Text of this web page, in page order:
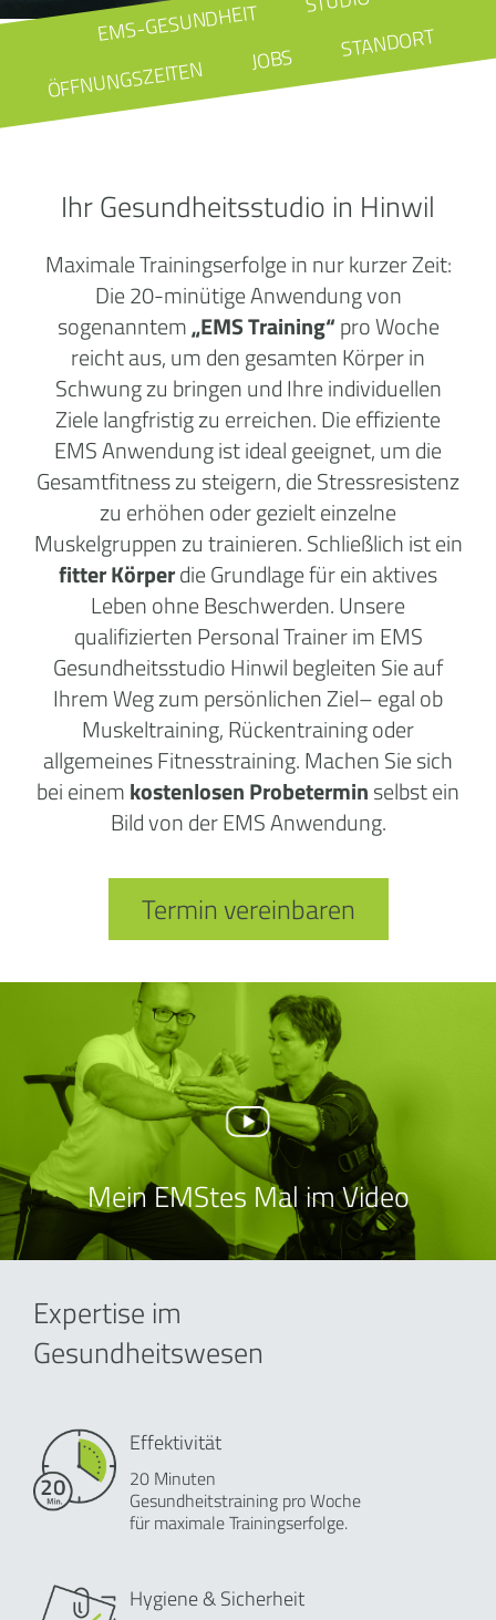
EMS-GESUNDHEIT
ÖFFNUNGSZEITEN JOBS STANDORT
Ihr Gesundheitsstudio in Hinwil
Maximale Trainingserfolge in nur kurzer Zeit:
Die 20-minütige Anwendung von
sogenanntem„EMS Training“pro Woche
reicht aus, um den gesamten Körper in
Schwung zu bringen und Ihre individuellen
Ziele langfristig zu erreichen. Die effiziente
EMS Anwendung ist ideal geeignet, um die
Gesamtfitness zu steigern, die Stressresistenz
zu erhöhen oder gezielt einzelne
Muskelgruppen zu trainieren. Schließlich ist ein
fitter Körperdie Grundlage für ein aktives
Leben ohne Beschwerden. Unsere
qualifizierten Personal Trainer im EMS
Gesundheitsstudio Hinwil begleiten Sieauf
Ihrem Weg zum persönlichen Ziel– egal ob
Muskeltraining, Rückentraining oder
allgemeines Fitnesstraining. Machen Sie sich
bei einemkostenlosen Probeterminselbst ein
Bild von der EMS Anwendung.
Termin vereinbaren
Mein EMStes Mal im Video
Expertise im
Gesundheitswesen
Effektivität
20 Minuten
Gesundheitstraining pro Woche
für maximale Trainingserfolge.
Hygiene & Sicherheit